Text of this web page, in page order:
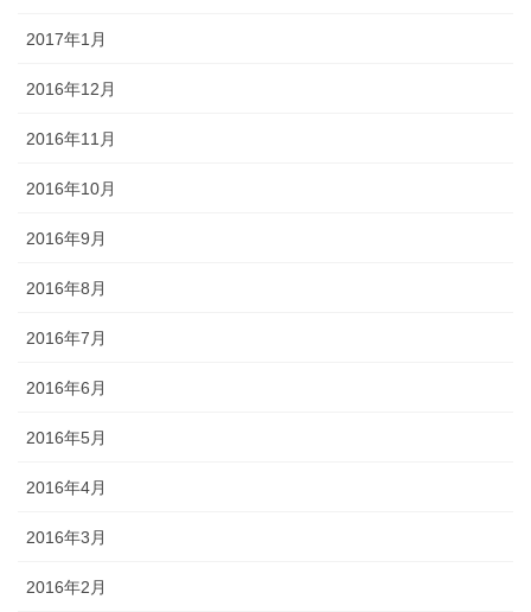
2017年1月
2016年12月
2016年11月
2016年10月
2016年9月
2016年8月
2016年7月
2016年6月
2016年5月
2016年4月
2016年3月
2016年2月